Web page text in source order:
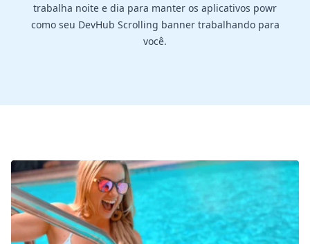
trabalha noite e dia para manter os aplicativos powr
como seu DevHub Scrolling banner trabalhando para
você.